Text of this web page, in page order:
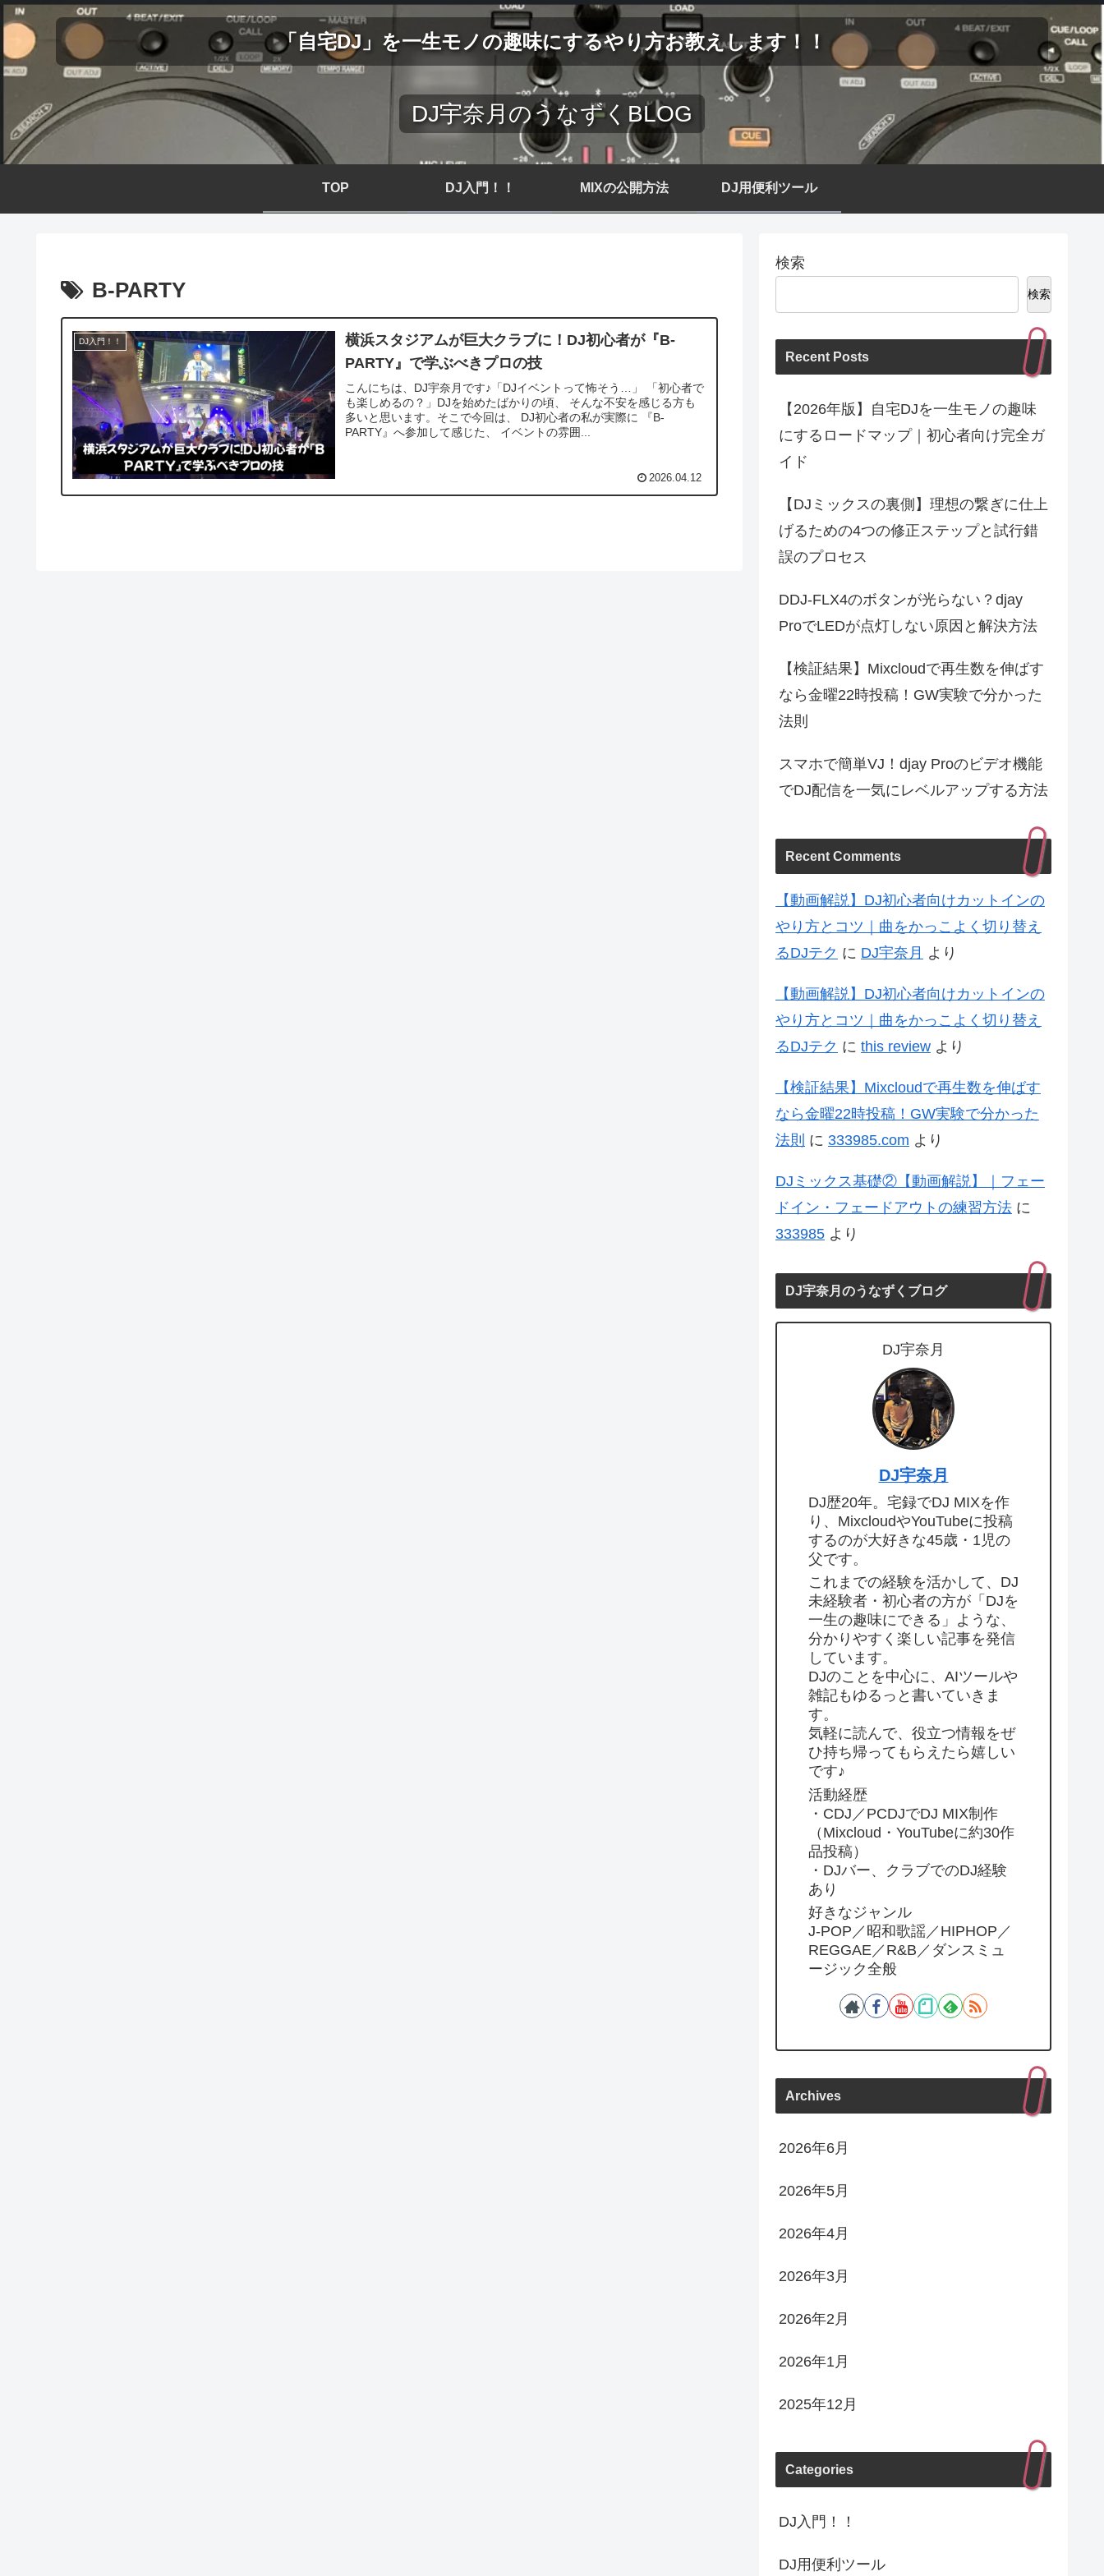
「自宅DJ」を一生モノの趣味にするやり方お教えします！！
DJ宇奈月のうなずくBLOG
TOP DJ入門！！ MIXの公開方法 DJ用便利ツール
B-PARTY
DJ入門！！
横浜スタジアムが巨大クラブに！DJ初心者が『B-
PARTY』で学ぶべきプロの技
こんにちは、DJ宇奈月です♪「DJイベントって怖そう…」 「初心者で
も楽しめるの？」DJを始めたばかりの頃、 そんな不安を感じる方も
多いと思います。そこで今回は、 DJ初心者の私が実際に 『B-
PARTY』へ参加して感じた、 イベントの雰囲...
2026.04.12
検索
検索
Recent Posts
【2026年版】自宅DJを一生モノの趣味
にするロードマップ｜初心者向け完全ガ
イド
【DJミックスの裏側】理想の繋ぎに仕上
げるための4つの修正ステップと試行錯
誤のプロセス
DDJ-FLX4のボタンが光らない？djay
ProでLEDが点灯しない原因と解決方法
【検証結果】Mixcloudで再生数を伸ばす
なら金曜22時投稿！GW実験で分かった
法則
スマホで簡単VJ！djay Proのビデオ機能
でDJ配信を一気にレベルアップする方法
Recent Comments
【動画解説】DJ初心者向けカットインの
やり方とコツ｜曲をかっこよく切り替え
るDJテク に DJ宇奈月 より
【動画解説】DJ初心者向けカットインの
やり方とコツ｜曲をかっこよく切り替え
るDJテク に this review より
【検証結果】Mixcloudで再生数を伸ばす
なら金曜22時投稿！GW実験で分かった
法則 に 333985.com より
DJミックス基礎②【動画解説】｜フェー
ドイン・フェードアウトの練習方法 に
333985 より
DJ宇奈月のうなずくブログ
DJ宇奈月
DJ宇奈月
DJ歴20年。宅録でDJ MIXを作
り、MixcloudやYouTubeに投稿
するのが大好きな45歳・1児の
父です。
これまでの経験を活かして、DJ
未経験者・初心者の方が「DJを
一生の趣味にできる」ような、
分かりやすく楽しい記事を発信
しています。
DJのことを中心に、AIツールや
雑記もゆるっと書いていきま
す。
気軽に読んで、役立つ情報をぜ
ひ持ち帰ってもらえたら嬉しい
です♪
活動経歴
・CDJ／PCDJでDJ MIX制作
（Mixcloud・YouTubeに約30作
品投稿）
・DJバー、クラブでのDJ経験
あり
好きなジャンル
J-POP／昭和歌謡／HIPHOP／
REGGAE／R&B／ダンスミュ
ージック全般
Archives
2026年6月
2026年5月
2026年4月
2026年3月
2026年2月
2026年1月
2025年12月
Categories
DJ入門！！
DJ用便利ツール